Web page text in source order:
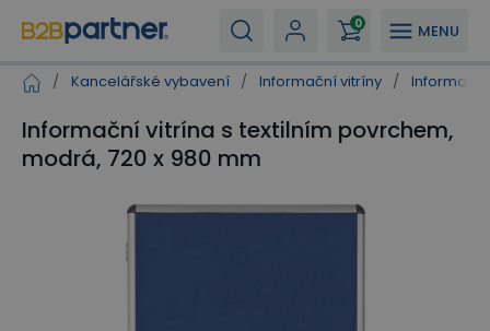
MENU
0
/ Kancelářské vybavení / Informační vitríny /
Informační vitrína s textilním povrchem,
modrá, 720 x 980 mm